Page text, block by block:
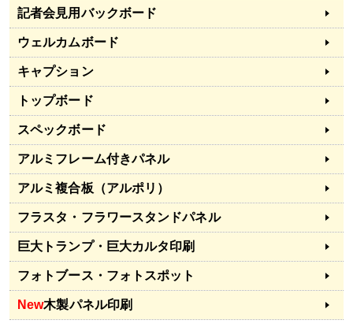
記者会見用バックボード
ウェルカムボード
キャプション
トップボード
スペックボード
アルミフレーム付きパネル
アルミ複合板（アルポリ）
フラスタ・フラワースタンドパネル
巨大トランプ・巨大カルタ印刷
フォトブース・フォトスポット
New木製パネル印刷